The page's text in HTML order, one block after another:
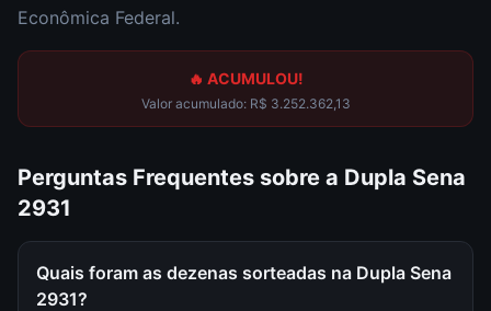
Econômica Federal.
🔥 ACUMULOU!
Valor acumulado: R$ 3.252.362,13
Perguntas Frequentes sobre a Dupla Sena
2931
Quais foram as dezenas sorteadas na Dupla Sena
2931?